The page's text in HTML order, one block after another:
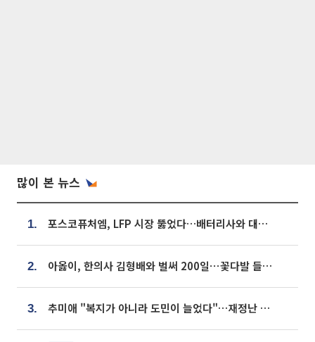
많이 본 뉴스
1. 포스코퓨처엠, LFP 시장 뚫었다…배터리사와 대규모 장기 공급 합의
2. 아옳이, 한의사 김형배와 벌써 200일⋯꽃다발 들고 "프러포즈 아냐"
3. 추미애 "복지가 아니라 도민이 늘었다"…재정난 책임론 정면돌파